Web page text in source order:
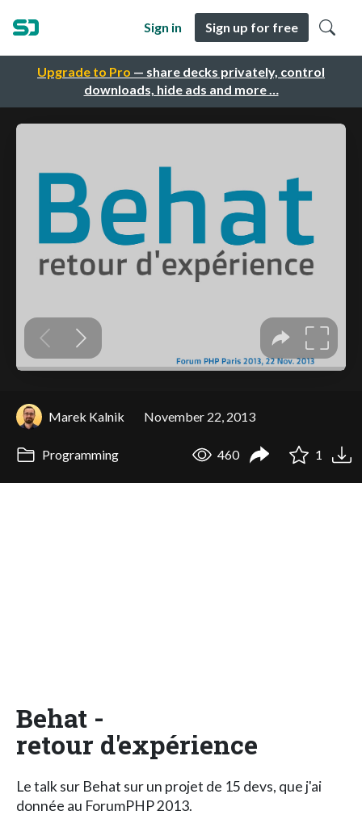
Upgrade to Pro — share decks privately, control
downloads, hide ads and more …
Sign in Sign up for free
Marek Kalnik November 22, 2013
Programming 460 1
Behat -
retour d'expérience
Le talk sur Behat sur un projet de 15 devs, que j'ai
donnée au ForumPHP 2013.